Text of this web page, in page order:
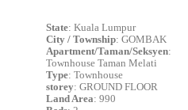
State: Kuala Lumpur
City / Township: GOMBAK
Apartment/Taman/Seksyen:
Townhouse Taman Melati
Type: Townhouse
storey: GROUND FLOOR
Land Area: 990